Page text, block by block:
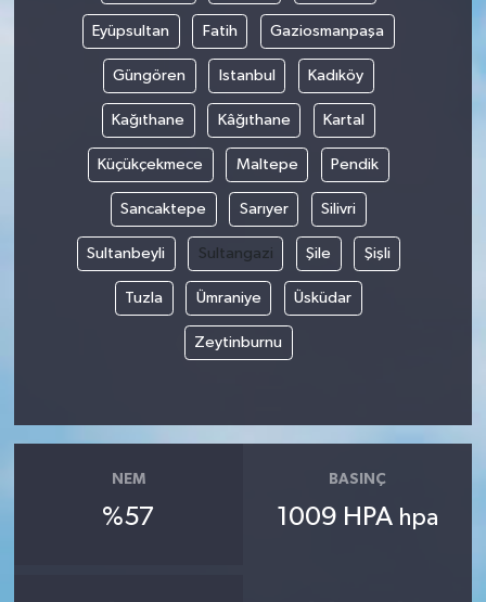
Eyüpsultan Fatih Gaziosmanpaşa
Güngören Istanbul Kadıköy
Kağıthane Kâğıthane Kartal
Küçükçekmece Maltepe Pendik
Sancaktepe Sarıyer Silivri
Sultanbeyli Sultangazi Şile Şişli
Tuzla Ümraniye Üsküdar
Zeytinburnu
NEM
%57
BASINÇ
1009 HPA hpa